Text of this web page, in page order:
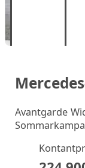
Avantgarde